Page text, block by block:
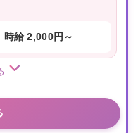
時給 2,000円～